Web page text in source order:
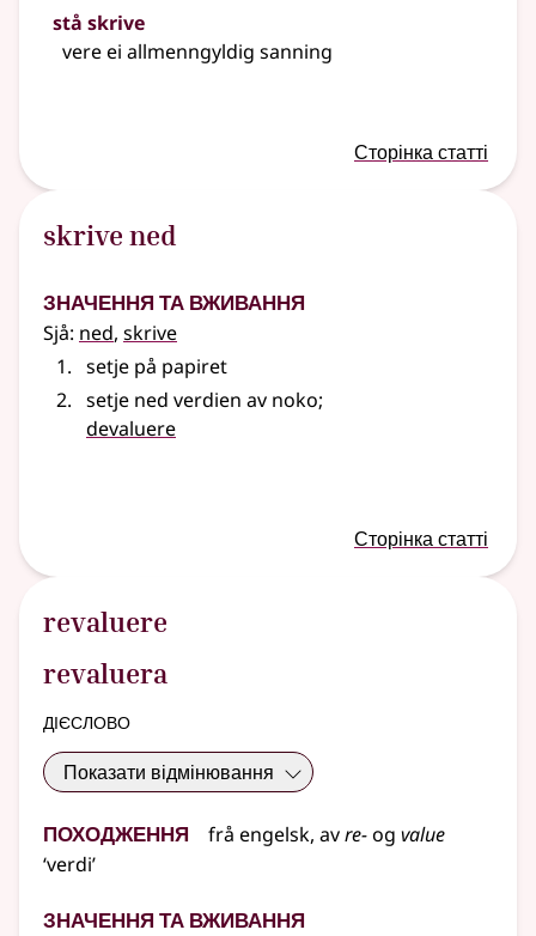
stå skrive
vere ei allmenngyldig sanning
Сторінка статті
skrive ned
Значення та вживання
Sjå: ned, skrive
setje på papiret
setje ned verdien av noko;
devaluere
Сторінка статті
revaluere
revaluera
дієслово
Показати відмінювання
Походження frå engelsk, avre-og value
‘verdi’
Значення та вживання